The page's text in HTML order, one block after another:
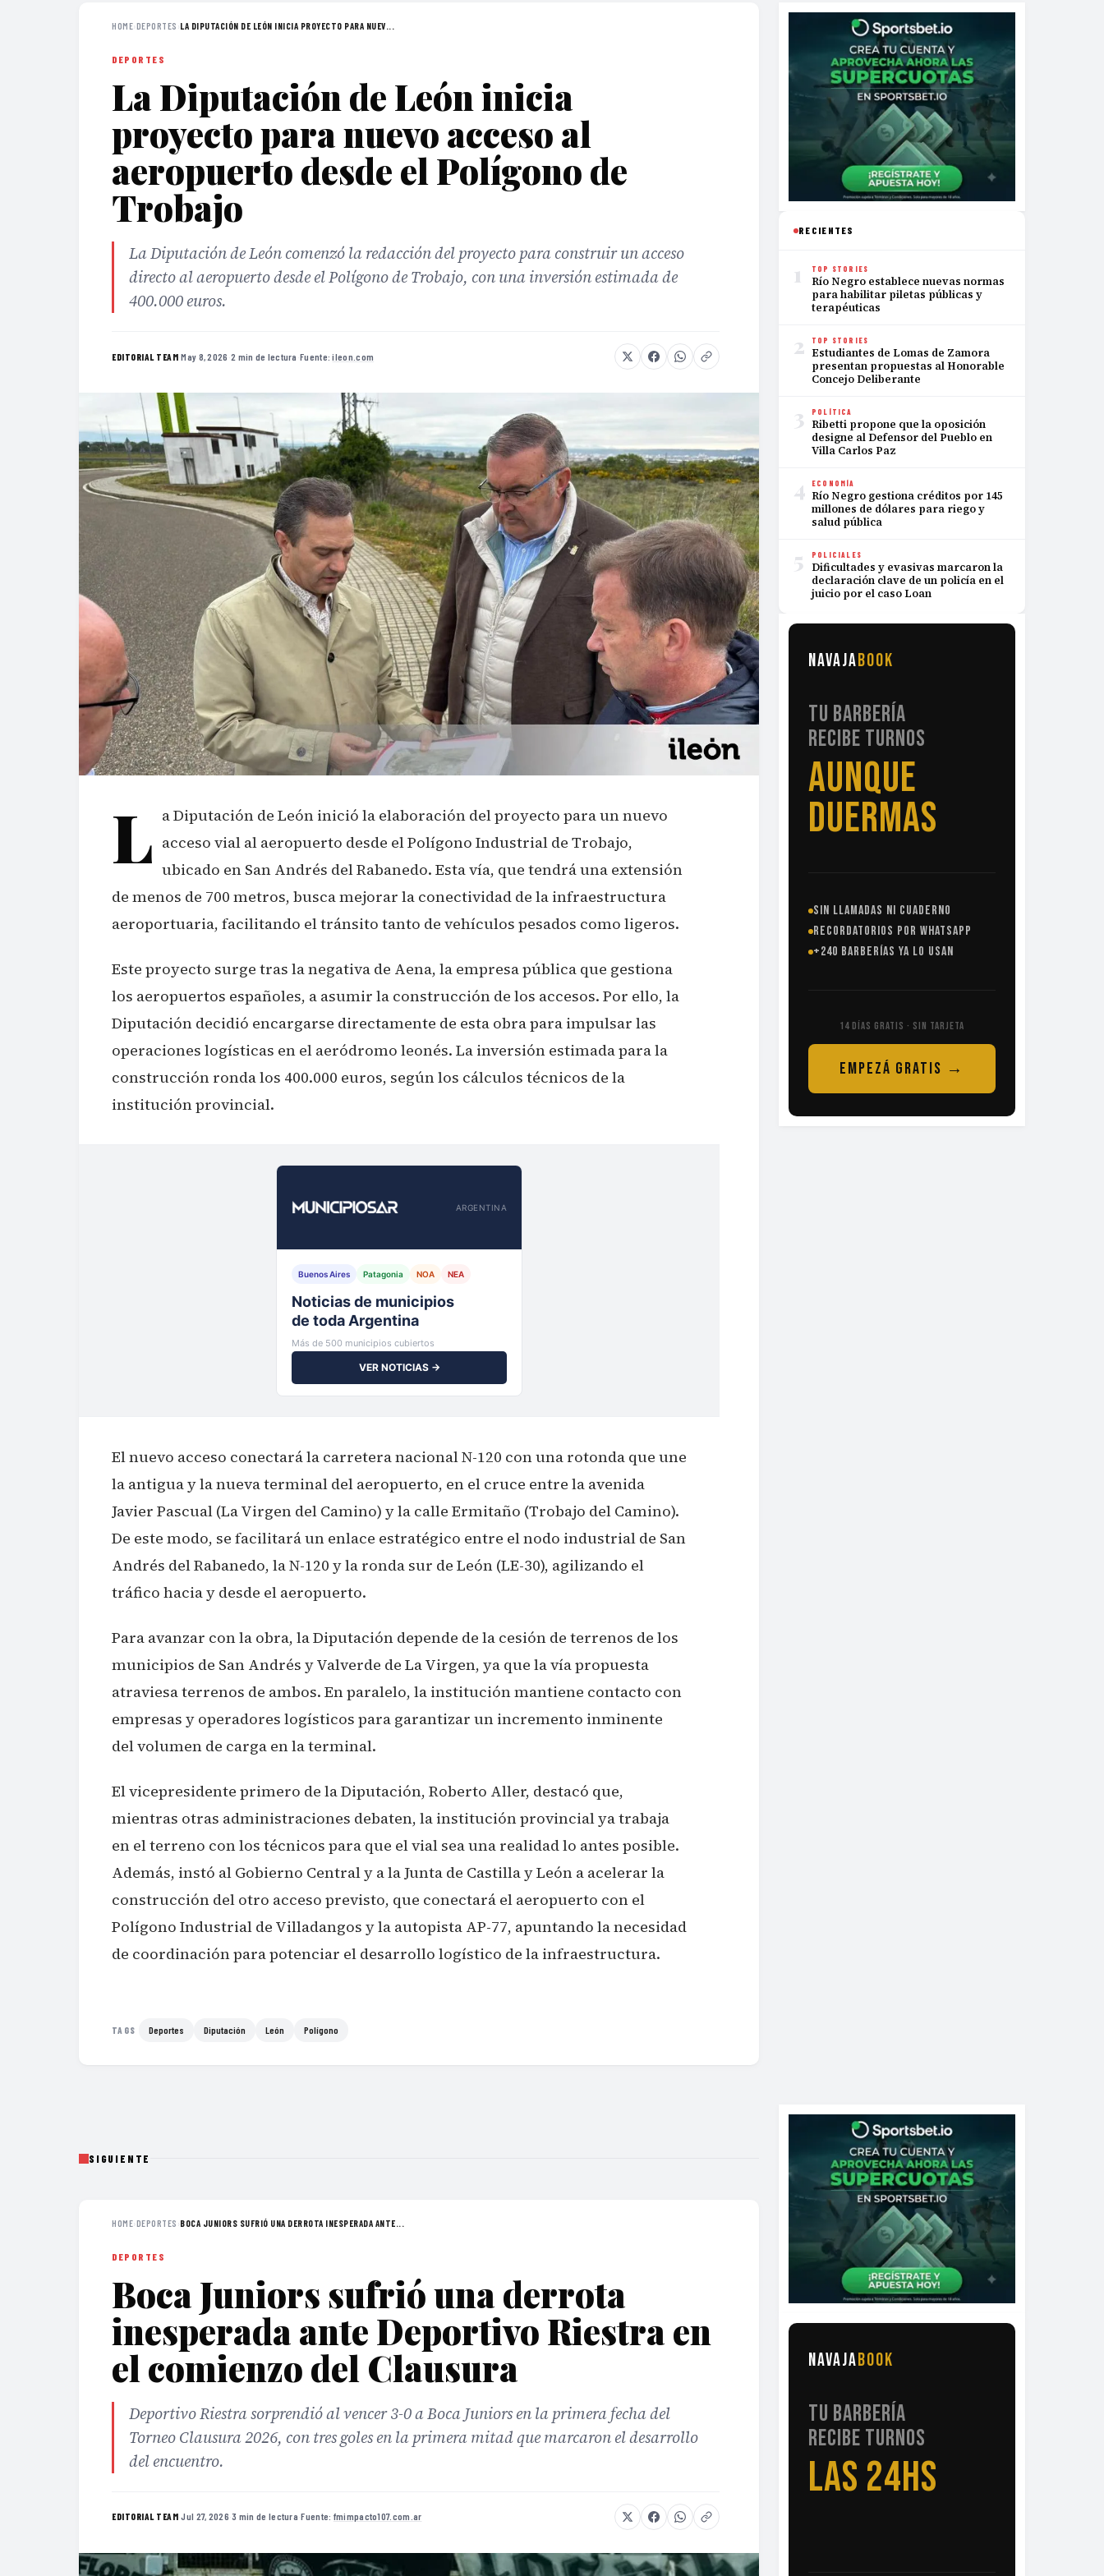
HOME›DEPORTES ›LA DIPUTACIÓN DE LEÓN INICIA PROYECTO PARA NUEV...
DEPORTES
La Diputación de León inicia
proyecto para nuevo acceso al
aeropuerto desde el Polígono de
Trobajo
La Diputación de León comenzó la redacción del proyecto para construir un acceso
directo al aeropuerto desde el Polígono de Trobajo, con una inversión estimada de
400.000 euros.
EDITORIAL TEAM·May 8, 2026 ·2 min de lectura ·Fuente:ileon.com
L a Diputación de León inició la elaboración del proyecto para un nuevo
acceso vial al aeropuerto desde el Polígono Industrial de Trobajo,
ubicado en San Andrés del Rabanedo. Esta vía, que tendrá una extensión
de menos de 700 metros, busca mejorar la conectividad de la infraestructura
aeroportuaria, facilitando el tránsito tanto de vehículos pesados como ligeros.
Este proyecto surge tras la negativa de Aena, la empresa pública que gestiona
los aeropuertos españoles, a asumir la construcción de los accesos. Por ello, la
Diputación decidió encargarse directamente de esta obra para impulsar las
operaciones logísticas en el aeródromo leonés. La inversión estimada para la
construcción ronda los 400.000 euros, según los cálculos técnicos de la
institución provincial.
ARGENTINA
Buenos Aires Patagonia NOA NEA
Tu municipio,
al instante
Más de 500 municipios cubiertos
VER NOTICIAS →
El nuevo acceso conectará la carretera nacional N-120 con una rotonda que une
la antigua y la nueva terminal del aeropuerto, en el cruce entre la avenida
Javier Pascual (La Virgen del Camino) y la calle Ermitaño (Trobajo del Camino).
De este modo, se facilitará un enlace estratégico entre el nodo industrial de San
Andrés del Rabanedo, la N-120 y la ronda sur de León (LE-30), agilizando el
tráfico hacia y desde el aeropuerto.
Para avanzar con la obra, la Diputación depende de la cesión de terrenos de los
municipios de San Andrés y Valverde de La Virgen, ya que la vía propuesta
atraviesa terrenos de ambos. En paralelo, la institución mantiene contacto con
empresas y operadores logísticos para garantizar un incremento inminente
del volumen de carga en la terminal.
El vicepresidente primero de la Diputación, Roberto Aller, destacó que,
mientras otras administraciones debaten, la institución provincial ya trabaja
en el terreno con los técnicos para que el vial sea una realidad lo antes posible.
Además, instó al Gobierno Central y a la Junta de Castilla y León a acelerar la
construcción del otro acceso previsto, que conectará el aeropuerto con el
Polígono Industrial de Villadangos y la autopista AP-77, apuntando la necesidad
de coordinación para potenciar el desarrollo logístico de la infraestructura.
TAGS Deportes Diputación León Polígono
RECIENTES
1 TOP STORIES
Río Negro establece nuevas normas
para habilitar piletas públicas y
terapéuticas
2 TOP STORIES
Estudiantes de Lomas de Zamora
presentan propuestas al Honorable
Concejo Deliberante
3 POLÍTICA
Ribetti propone que la oposición
designe al Defensor del Pueblo en
Villa Carlos Paz
4 ECONOMÍA
Río Negro gestiona créditos por 145
millones de dólares para riego y
salud pública
5 POLICIALES
Dificultades y evasivas marcaron la
declaración clave de un policía en el
juicio por el caso Loan
NAVAJABOOK
TU BARBERÍA
RECIBE TURNOS
SIN
LLAMADAS
SIN LLAMADAS NI CUADERNO
RECORDATORIOS POR WHATSAPP
+240 BARBERÍAS YA LO USAN
14 DÍAS GRATIS · SIN TARJETA
EMPEZÁ GRATIS →
SIGUIENTE
HOME›DEPORTES ›BOCA JUNIORS SUFRIÓ UNA DERROTA INESPERADA ANTE...
DEPORTES
Boca Juniors sufrió una derrota
inesperada ante Deportivo Riestra en
el comienzo del Clausura
Deportivo Riestra sorprendió al vencer 3-0 a Boca Juniors en la primera fecha del
Torneo Clausura 2026, con tres goles en la primera mitad que marcaron el desarrollo
del encuentro.
EDITORIAL TEAM·Jul 27, 2026·3 min de lectura·Fuente: fmimpacto107.com.ar
NAVAJABOOK
TU BARBERÍA
RECIBE TURNOS
LAS 24HS